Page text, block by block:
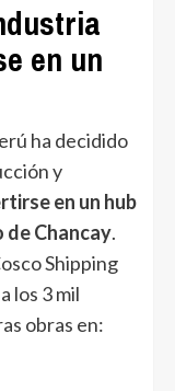
en un
ha decidido
y
en un hub
Chancay.
Shipping
los 3 mil
obras en: